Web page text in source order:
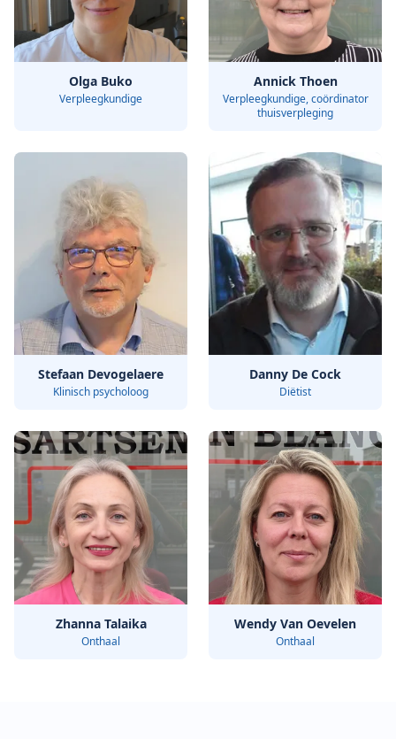
Olga Buko
Verpleegkundige
Annick Thoen
Verpleegkundige, coördinator
thuisverpleging
Stefaan Devogelaere
Klinisch psycholoog
Danny De Cock
Diëtist
Zhanna Talaika
Onthaal
Wendy Van Oevelen
Onthaal